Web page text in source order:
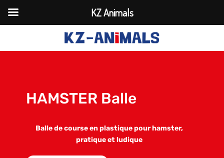
HAMSTER Balle
Balle de course en plastique pour hamster,
pratique et ludique
KZ Animals